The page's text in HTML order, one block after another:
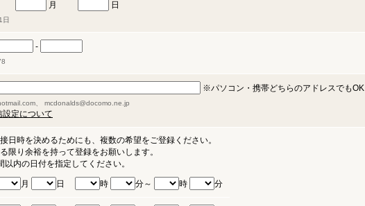
月 日
日
-
※パソコン・携帯どちらのアドレスでもOK
、 mcdonalds@docomo.ne.jp
設定について
日時を決めるためにも、複数の希望をご登録ください。
限り余裕を持って登録をお願いします。
内の日付を指定してください。
月 日 時 分～ 時 分